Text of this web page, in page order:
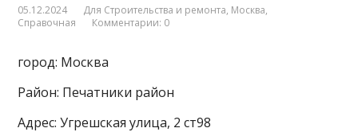
05.12.2024 Для Строительства и ремонта, Москва,
Справочная
Комментарии: 0
город: Москва
Район: Печатники район
Адрес: Угрешская улица, 2 ст98